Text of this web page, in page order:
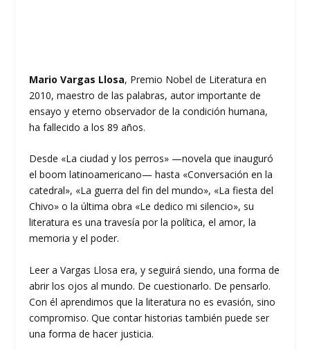
Mario Vargas Llosa, Premio Nobel de Literatura en
2010, maestro de las palabras, autor importante de
ensayo y eterno observador de la condición humana,
ha fallecido a los 89 años.
Desde «La ciudad y los perros» —novela que inauguró
el boom latinoamericano— hasta «Conversación en la
catedral», «La guerra del fin del mundo», «La fiesta del
Chivo» o la última obra «Le dedico mi silencio», su
literatura es una travesía por la política, el amor, la
memoria y el poder.
Leer a Vargas Llosa era, y seguirá siendo, una forma de
abrir los ojos al mundo. De cuestionarlo. De pensarlo.
Con él aprendimos que la literatura no es evasión, sino
compromiso. Que contar historias también puede ser
una forma de hacer justicia.